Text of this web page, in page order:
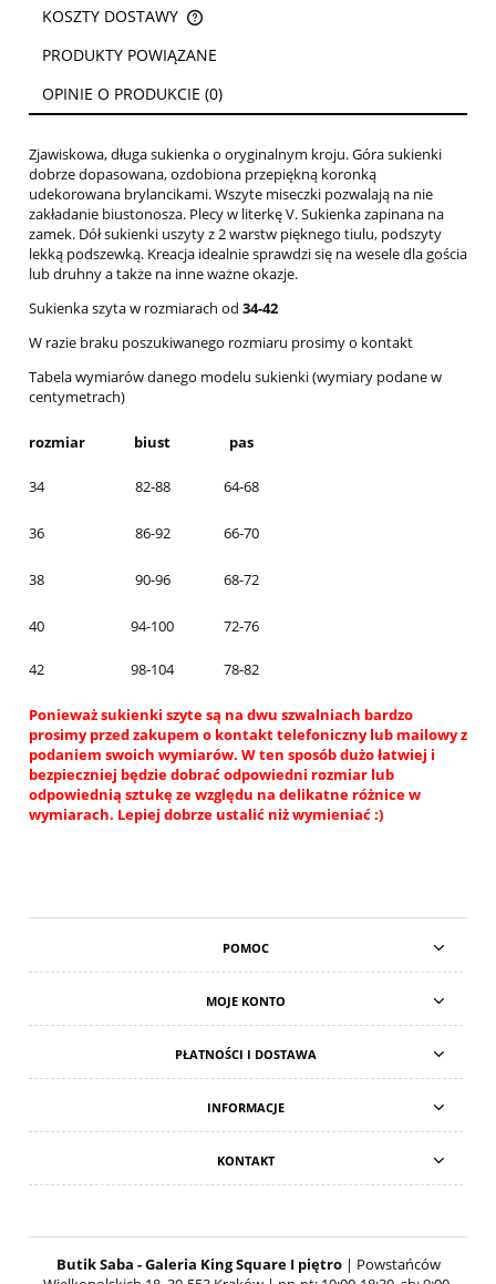
KOSZTY DOSTAWY
CENA NIE ZAWIERA EWENTUALNYCH KOSZTÓW PŁATNOŚCI
PRODUKTY POWIĄZANE
OPINIE O PRODUKCIE (0)
Zjawiskowa, długa sukienka o oryginalnym kroju. Góra sukienki
dobrze dopasowana, ozdobiona przepiękną koronką
udekorowana brylancikami. Wszyte miseczki pozwalają na nie
zakładanie biustonosza. Plecy w literkę V. Sukienka zapinana na
zamek. Dół sukienki uszyty z 2 warstw pięknego tiulu, podszyty
lekką podszewką. Kreacja idealnie sprawdzi się na wesele dla gościa
lub druhny a także na inne ważne okazje.
Sukienka szyta w rozmiarach od 34-42
W razie braku poszukiwanego rozmiaru prosimy o kontakt
Tabela wymiarów danego modelu sukienki (wymiary podane w
centymetrach)
rozmiar biust pas
34 82-88 64-68
36 86-92 66-70
38 90-96 68-72
40 94-100 72-76
42 98-104 78-82
Ponieważ sukienki szyte są na dwu szwalniach bardzo
prosimy przed zakupem o kontakt telefoniczny lub mailowy z
podaniem swoich wymiarów. W ten sposób dużo łatwiej i
bezpieczniej będzie dobrać odpowiedni rozmiar lub
odpowiednią sztukę ze względu na delikatne różnice w
wymiarach. Lepiej dobrze ustalić niż wymieniać :)
POMOC
MOJE KONTO
PŁATNOŚCI I DOSTAWA
INFORMACJE
KONTAKT
Butik Saba - Galeria King Square I piętro| Powstańców